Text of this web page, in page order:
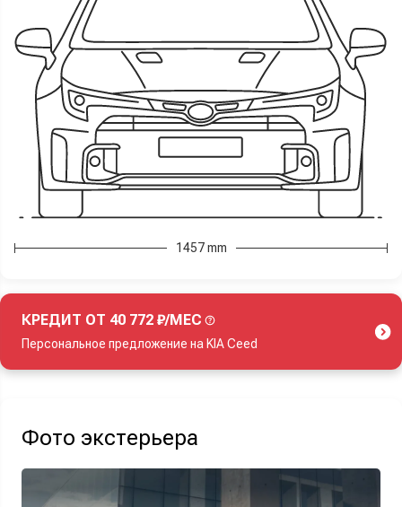
1457 mm
КРЕДИТ ОТ 40 772 ₽/МЕС
Персональное предложение на KIA Ceed
Фото экстерьера